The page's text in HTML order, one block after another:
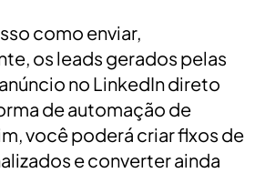
Outros
Entrar
como enviar,
os leads gerados pelas
no LinkedIn direto
de automação de
você poderá criar flxos de
e converter ainda